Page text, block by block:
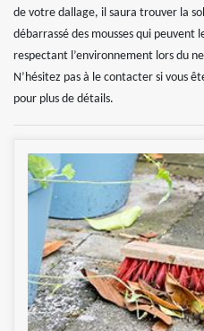
de votre dallage, il saura trouver la
débarrassé des mousses qui peuvent
respectant l’environnement lors du
N’hésitez pas à le contacter si vous
pour plus de détails.